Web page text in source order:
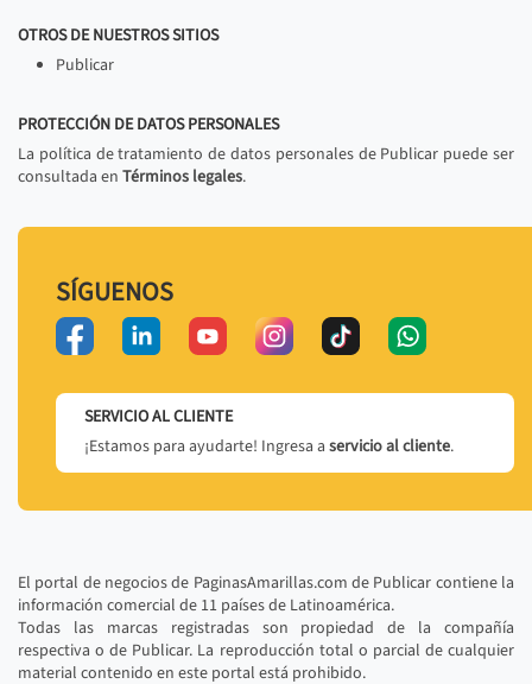
OTROS DE NUESTROS SITIOS
Publicar
PROTECCIÓN DE DATOS PERSONALES
La política de tratamiento de datos personales de Publicar puede ser
consultada en Términos legales.
SÍGUENOS
SERVICIO AL CLIENTE
¡Estamos para ayudarte! Ingresa a servicio al cliente.
El portal de negocios de PaginasAmarillas.com de Publicar contiene la
información comercial de 11 países de Latinoamérica.
Todas las marcas registradas son propiedad de la compañía
respectiva o de Publicar. La reproducción total o parcial de cualquier
material contenido en este portal está prohibido.